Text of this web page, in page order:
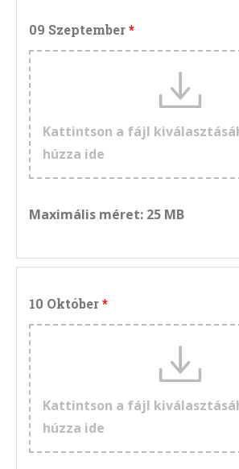
09 Szeptember
Kattintson a fájl
húzza ide
Maximális méret: 25 MB
10 Október
Kattintson a fájl
húzza ide